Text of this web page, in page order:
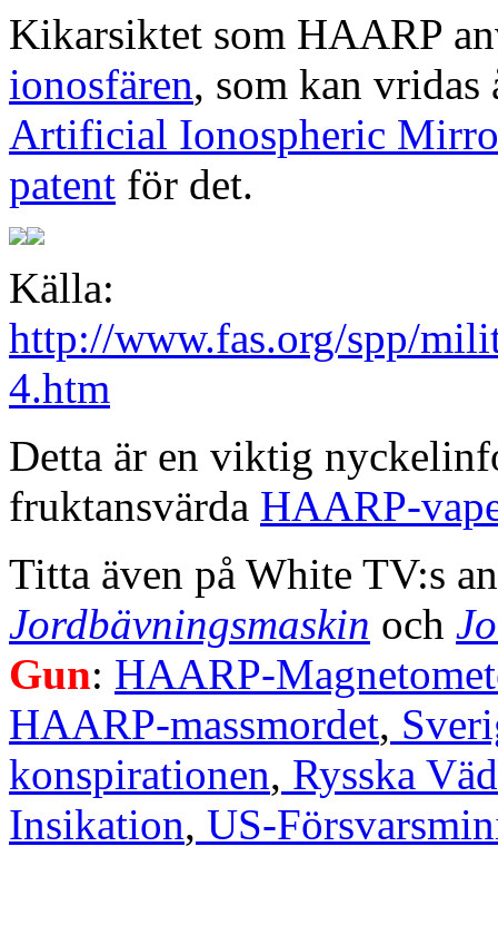
Kikarsiktet som HAARP
ionosfären, som kan vridas
Artificial Ionospheric
patent för det.
Källa:
http://www.fas.org/spp/
4.htm
Detta är en viktig
fruktansvärda HAARP-
Titta även på White TV:s
Jordbävningsmaskin och
Gun: HAARP-
HAARP-massmordet,
konspirationen, Rysska
Insikation, US-